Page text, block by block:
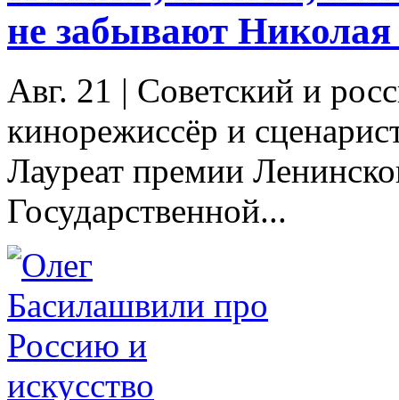
не забывают Николая
Авг. 21 | Советский и
кинорежиссёр и
Лауреат премии
Государственной...